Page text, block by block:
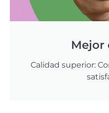
Mejor
Calidad superior: